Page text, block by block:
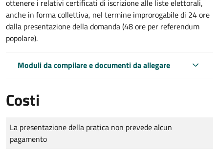
ottenere i relativi certificati di iscrizione alle liste elettorali,
anche in forma collettiva, nel termine improrogabile di 24 ore
dalla presentazione della domanda (48 ore per referendum
popolare).
Moduli da compilare e documenti da allegare
Costi
Tipo di pagamento
Importo
La presentazione della pratica non prevede alcun
pagamento